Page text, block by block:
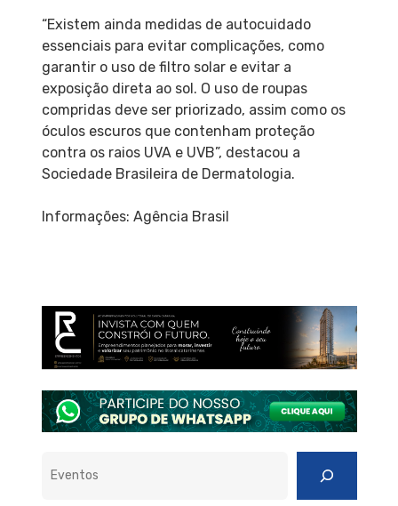
“Existem ainda medidas de autocuidado
essenciais para evitar complicações, como
garantir o uso de filtro solar e evitar a
exposição direta ao sol. O uso de roupas
compridas deve ser priorizado, assim como os
óculos escuros que contenham proteção
contra os raios UVA e UVB”, destacou a
Sociedade Brasileira de Dermatologia.
Informações: Agência Brasil